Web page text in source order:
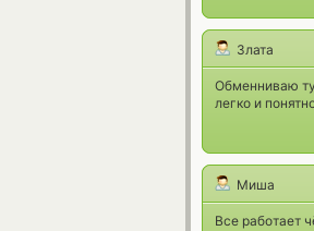
Злата
Обменниваю
легко и
Миша
Все работает